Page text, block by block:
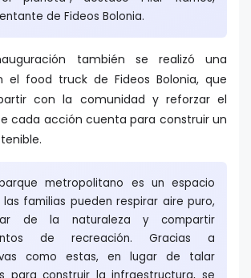
de Fideos Bolonia.
también se realizó una
el food truck de Fideos Bolonia, que
con la comunidad y reforzar el
cada acción cuenta para construir un
metropolitano es un espacio
familias pueden respirar aire puro,
de la naturaleza y compartir
de recreación. Gracias a
como estas, en lugar de talar
para construir la infraestructura, se